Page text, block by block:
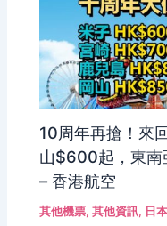
10周年再搶！來
山$600起，東南
– 香港航空
其他機票,其他資訊, 日